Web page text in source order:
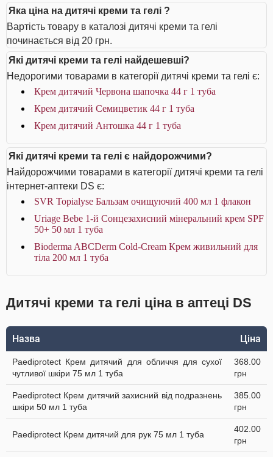
Яка ціна на дитячі креми та гелі ?
Вартість товару в каталозі дитячі креми та гелі
починається від 20 грн.
Які дитячі креми та гелі найдешевші?
Недорогими товарами в категорії дитячі креми та гелі є:
Крем дитячий Червона шапочка 44 г 1 туба
Крем дитячий Семицветик 44 г 1 туба
Крем дитячий Антошка 44 г 1 туба
Які дитячі креми та гелі є найдорожчими?
Найдорожчими товарами в категорії дитячі креми та гелі
інтернет-аптеки DS є:
SVR Topialyse Бальзам очищуючий 400 мл 1 флакон
Uriage Bebe 1-й Сонцезахисний мінеральний крем SPF
50+ 50 мл 1 туба
Bioderma ABCDerm Cold-Cream Крем живильний для
тіла 200 мл 1 туба
Дитячі креми та гелі ціна в аптеці DS
Назва Ціна
Paediprotect Крем дитячий для обличчя для сухої
чутливої шкіри 75 мл 1 туба
368.00
грн
Paediprotect Крем дитячий захисний від подразнень
шкіри 50 мл 1 туба
385.00
грн
Paediprotect Крем дитячий для рук 75 мл 1 туба
402.00
грн